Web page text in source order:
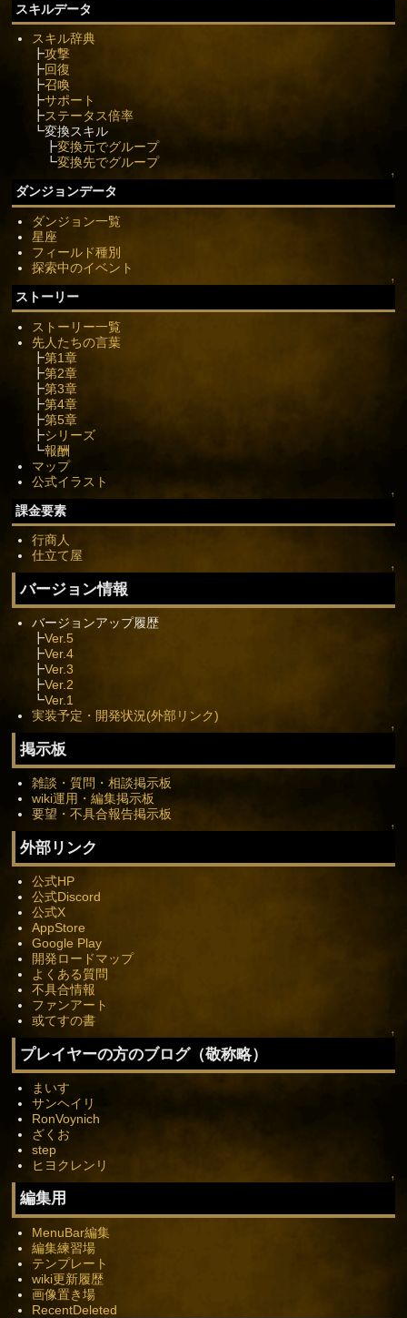
スキルデータ
スキル辞典
┣攻撃
┣回復
┣召喚
┣サポート
┣ステータス倍率
┗変換スキル
┣変換元でグループ
┗変換先でグループ
↑
ダンジョンデータ
ダンジョン一覧
星座
フィールド種別
探索中のイベント
↑
ストーリー
ストーリー一覧
先人たちの言葉
┣第1章
┣第2章
┣第3章
┣第4章
┣第5章
┣シリーズ
┗報酬
マップ
公式イラスト
↑
課金要素
行商人
仕立て屋
↑
バージョン情報
バージョンアップ履歴
┣Ver.5
┣Ver.4
┣Ver.3
┣Ver.2
┗Ver.1
実装予定・開発状況(外部リンク)
↑
掲示板
雑談・質問・相談掲示板
wiki運用・編集掲示板
要望・不具合報告掲示板
↑
外部リンク
公式HP
公式Discord
公式X
AppStore
Google Play
開発ロードマップ
よくある質問
不具合情報
ファンアート
或てすの書
↑
プレイヤーの方のブログ（敬称略）
まいす
サンヘイリ
RonVoynich
ざくお
step
ヒヨクレンリ
↑
編集用
MenuBar編集
編集練習場
テンプレート
wiki更新履歴
画像置き場
RecentDeleted